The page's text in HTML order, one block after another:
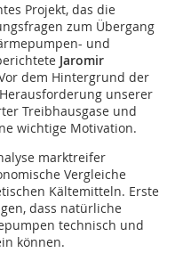
Projekt, das die
zum Übergang
und
Jaromir
dem Hintergrund der
unserer
Treibhausgase und
wichtige Motivation.
marktreifer
Vergleiche
Kältemitteln. Erste
dass natürliche
technisch und
können.